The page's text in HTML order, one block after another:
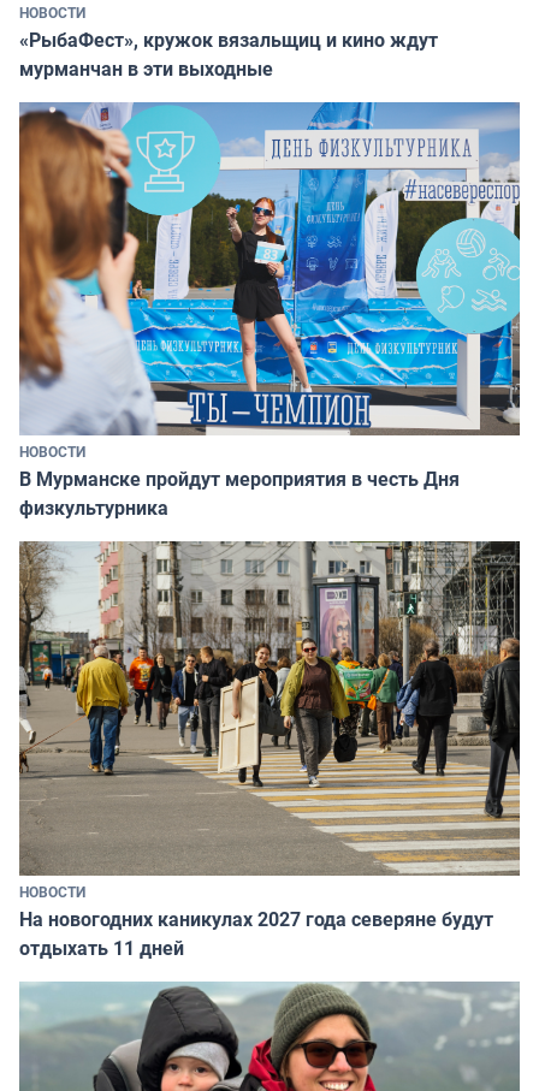
НОВОСТИ
«РыбаФест», кружок вязальщиц и кино ждут
мурманчан в эти выходные
НОВОСТИ
В Мурманске пройдут мероприятия в честь Дня
физкультурника
НОВОСТИ
На новогодних каникулах 2027 года северяне будут
отдыхать 11 дней